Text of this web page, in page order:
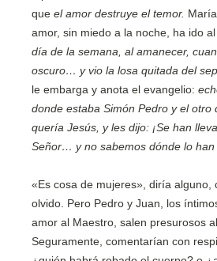
que el amor destruye el temor.
amor, sin miedo a la noche, ha ido
día de la semana, al amanecer,
oscuro… y vio la losa quitada del
le embarga y anota el evangelio:
donde estaba Simón Pedro y el otro
quería Jesús, y les dijo: ¡Se han
Señor… y no sabemos dónde lo han
«Es cosa de mujeres», diría alguno,
olvido. Pero Pedro y Juan, los
amor al Maestro, salen presurosos
Seguramente, comentarían con